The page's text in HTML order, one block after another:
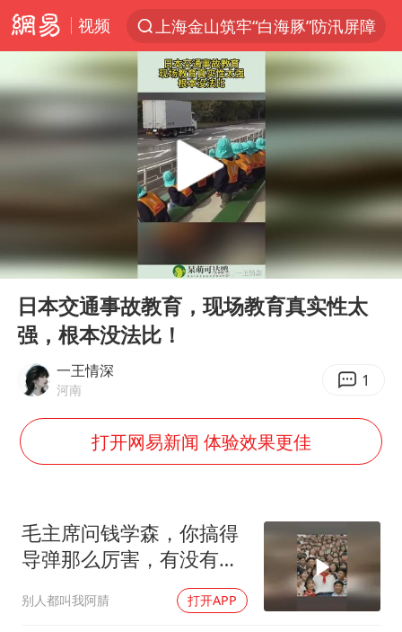
视频
上海金山筑牢“白海豚”防汛屏障
白海豚对华东华北影响会大于巴威
于东来回应胖东来近25年老店年底关闭
《披荆斩棘2026》阵容官宣
全球最大级别运输船通过长江大桥
独闯南太行的失联女生最后轨迹已确认
上海全力守护市民“菜篮子”
国足U17与阿森纳决赛取消 并列冠军
白海豚北上或致京津冀暴雨
新疆一婚礼线上邀请引热议
存款市场为何两极分化
云南一男子胃中取出180颗铁钉
以军士兵把枪口对准中国记者
Play
00:00 00:11
日本交通事故教育，现场教育真实性太
强，根本没法比！
一王情深
河南 1
打开网易新闻 体验效果更佳
毛主席问钱学森，你搞得
导弹那么厉害，有没有办
别人都叫我阿腈 打开APP